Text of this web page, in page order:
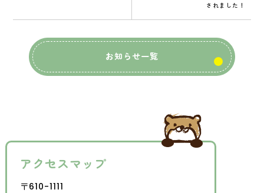
されました！
お知らせ一覧
アクセスマップ
〒610-1111